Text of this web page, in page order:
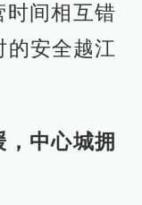
时间相互错
的安全越江
中心城拥